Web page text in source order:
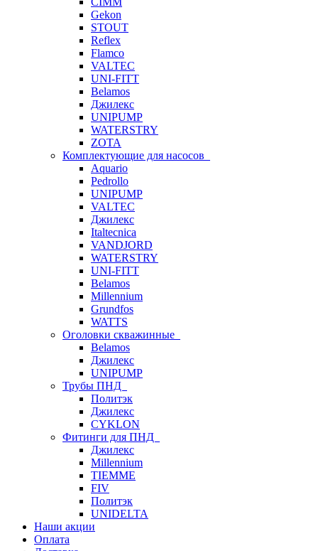
Gekon
STOUT
Reflex
Flamco
VALTEC
UNI-FITT
Belamos
Джилекс
UNIPUMP
WATERSTRY
ZOTA
Комплектующие для насосов
Aquario
Pedrollo
UNIPUMP
VALTEC
Джилекс
Italtecnica
VANDJORD
WATERSTRY
UNI-FITT
Belamos
Millennium
Grundfos
WATTS
Оголовки скважинные
Belamos
Джилекс
UNIPUMP
Трубы ПНД
Политэк
Джилекс
CYKLON
Фитинги для ПНД
Джилекс
Millennium
TIEMME
FIV
Политэк
UNIDELTA
Наши акции
Оплата